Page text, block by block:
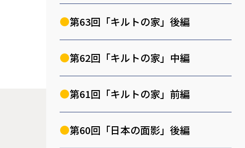
第63回「キルトの家」後編
第62回「キルトの家」中編
第61回「キルトの家」前編
第60回「日本の面影」後編